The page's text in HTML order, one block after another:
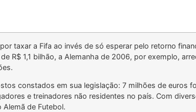
taxar a Fifa ao invés de só esperar pelo retorno
R$ 1,1 bilhão, a Alemanha de 2006, por exemplo,
constados em sua legislação: 7 milhões de euros
e treinadores não residentes no país. Com
de Futebol.